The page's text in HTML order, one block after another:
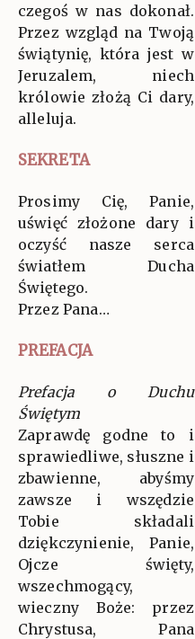
czegoś w nas dokonał.
Przez wzgląd na Twoją
świątynię, która jest w
Jeruzalem, niech
królowie złożą Ci dary,
alleluja.
SEKRETA
Prosimy Cię, Panie,
uświęć złożone dary i
oczyść nasze serca
światłem Ducha
Świętego.
Przez Pana…
PREFACJA
Prefacja o Duchu
Świętym
Zaprawdę godne to i
sprawiedliwe, słuszne i
zbawienne, abyśmy
zawsze i wszędzie
Tobie składali
dziękczynienie, Panie,
Ojcze święty,
wszechmogący,
wieczny Boże: przez
Chrystusa, Pana